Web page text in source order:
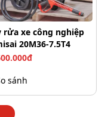
cao và hoạt động ổn
bạn tiết kiệm chi phí
máy rửa xe
rửa xe công nghiệp
20M36-7.5T4
sánh